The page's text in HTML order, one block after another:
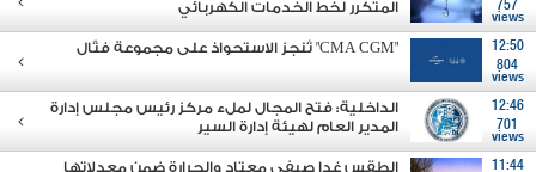
757
views
المتكرر لخط الخدمات الكهربائي
12:50
804
views
"CMA CGM" تُنجز الاستحواذ على مجموعة فتّال
12:46
701
views
الداخلية: فتح المجال لملء مركز رئيس مجلس إدارة
المدير العام لهيئة إدارة السير
11:44
الطقس غدا صيفي معتاد والحرارة ضمن معدلاتها